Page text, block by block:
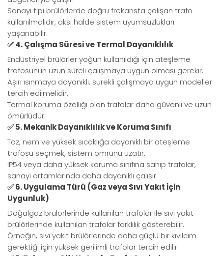
Sanayi tipi brülörlerde doğru frekansta çalışan trafo
kullanılmalıdır, aksi halde sistem uyumsuzlukları
yaşanabilir.
✅ 4. Çalışma Süresi ve Termal Dayanıklılık
Endüstriyel brülörler yoğun kullanıldığı için ateşleme
trafosunun uzun süreli çalışmaya uygun olması gerekir.
Aşırı ısınmaya dayanıklı, sürekli çalışmaya uygun modeller
tercih edilmelidir.
Termal koruma özelliği olan trafolar daha güvenli ve uzun
ömürlüdür.
✅ 5. Mekanik Dayanıklılık ve Koruma Sınıfı
Toz, nem ve yüksek sıcaklığa dayanıklı bir ateşleme
trafosu seçmek, sistem ömrünü uzatır.
IP54 veya daha yüksek koruma sınıfına sahip trafolar,
sanayi ortamlarında daha dayanıklı çalışır.
✅ 6. Uygulama Türü (Gaz veya Sıvı Yakıt İçin
Uygunluk)
Doğalgaz brülörlerinde kullanılan trafolar ile sıvı yakıt
brülörlerinde kullanılan trafolar farklılık gösterebilir.
Örneğin, sıvı yakıt brülörlerinde daha güçlü bir kıvılcım
gerektiği için yüksek gerilimli trafolar tercih edilir.